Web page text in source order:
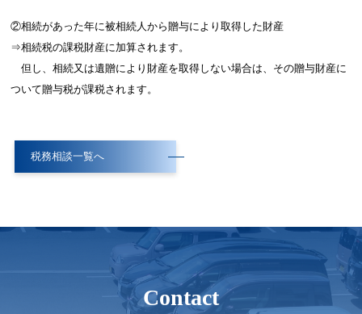
②相続があった年に被相続人から贈与により取得した財産
⇒相続税の課税財産に加算されます。
但し、相続又は遺贈により財産を取得しない場合は、その贈与財産に
ついて贈与税が課税されます。
税務相談一覧へ
Contact